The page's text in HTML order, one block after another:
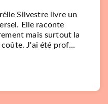
Silvestre livre un
Elle raconte
mais surtout la
J'ai été prof...